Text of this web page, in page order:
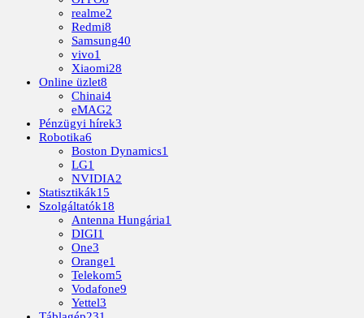
realme2
Redmi8
Samsung40
vivo1
Xiaomi28
Online üzlet8
Chinai4
eMAG2
Pénzügyi hírek3
Robotika6
Boston Dynamics1
LG1
NVIDIA2
Statisztikák15
Szolgáltatók18
Antenna Hungária1
DIGI1
One3
Orange1
Telekom5
Vodafone9
Yettel3